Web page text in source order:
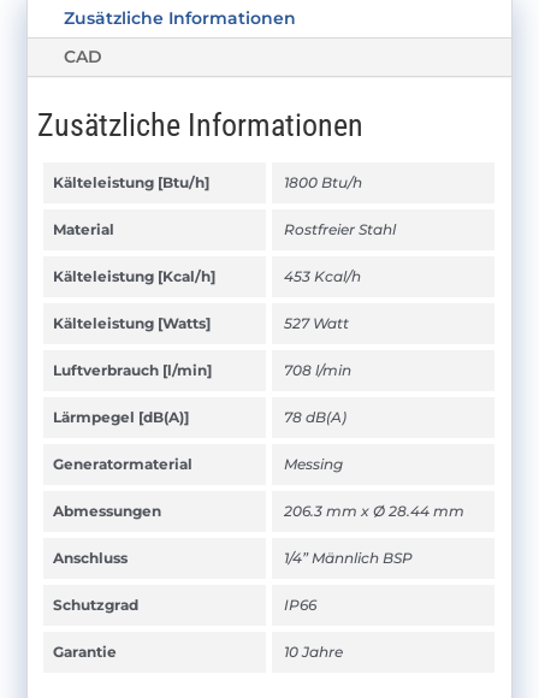
Zusätzliche Informationen
CAD
Zusätzliche Informationen
Kälteleistung [Btu/h] 1800 Btu/h
Material Rostfreier Stahl
Kälteleistung [Kcal/h] 453 Kcal/h
Kälteleistung [Watts] 527 Watt
Luftverbrauch [l/min] 708 l/min
Lärmpegel [dB(A)] 78 dB(A)
Generatormaterial Messing
Abmessungen 206.3 mm x Ø 28.44 mm
Anschluss 1/4” Männlich BSP
Schutzgrad IP66
Garantie 10 Jahre